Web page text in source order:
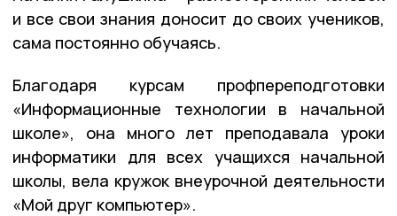
и все свои знания доносит до своих учеников,
сама постоянно обучаясь.
Благодаря курсам профпереподготовки
«Информационные технологии в начальной
школе», она много лет преподавала уроки
информатики для всех учащихся начальной
школы, вела кружок внеурочной деятельности
«Мой друг компьютер».